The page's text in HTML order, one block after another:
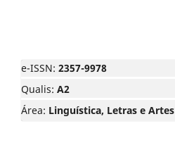
e-ISSN: 2357-9978
Qualis: A2
Área: Linguística, Letras e Artes